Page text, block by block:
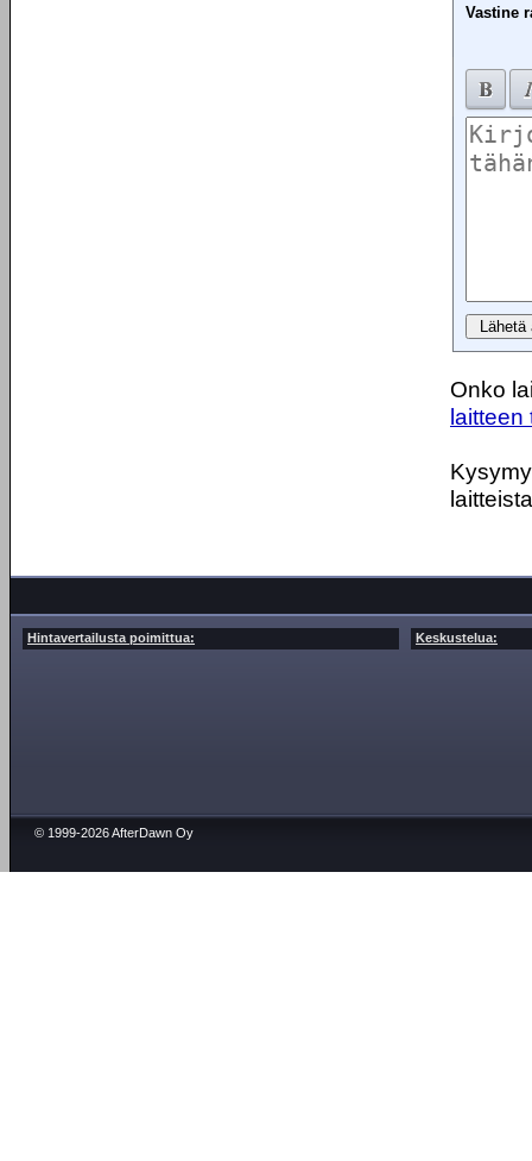
Vastine
Onko
laitteen
Hintavertailusta poimittua: Keskustelua:
© 1999-2026 AfterDawn Oy